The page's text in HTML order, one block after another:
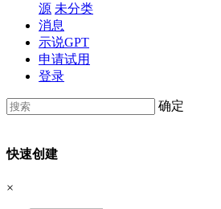
源 未分类
消息
示说GPT
申请试用
登录
确定
快速创建
×